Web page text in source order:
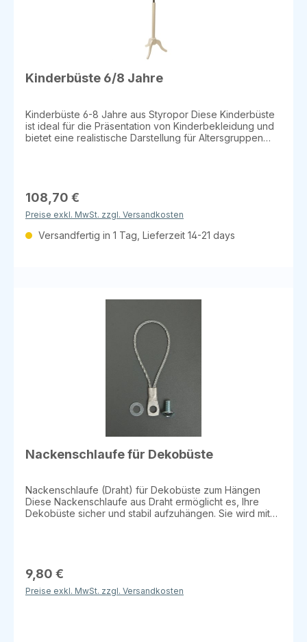
Kinderbüste 6/8 Jahre
Kinderbüste 6-8 Jahre aus Styropor Diese Kinderbüste
ist ideal für die Präsentation von Kinderbekleidung und
bietet eine realistische Darstellung für Altersgruppen
Weiß oder Beige Erhältlich in den Ausführungen: Mit
Rundfuß und Halsabschluss (flach) Mit Rundfuß und
Halsabschluss (Knauf) Mit Dreibein und Halsabschluss
(Knauf) Eine ausgezeichnete Wahl für Ihre
Kinderbekleidungspräsentationen!
108,70 €
Preise exkl. MwSt. zzgl. Versandkosten
Versandfertig in 1 Tag, Lieferzeit 14-21 days
Nackenschlaufe für Dekobüste
Nackenschlaufe (Draht) für Dekobüste zum Hängen
Diese Nackenschlaufe aus Draht ermöglicht es, Ihre
Dekobüste sicher und stabil aufzuhängen. Sie wird mit
Dekobüsten Inklusive Schraube: M10 Praktisch: Bietet
eine einfache Möglichkeit, Büsten sicher an Wänden
oder Ständern zu befestigen Ideal für den Einsatz im
9,80 €
Preise exkl. MwSt. zzgl. Versandkosten